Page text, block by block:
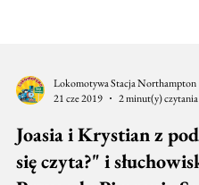
Lokomotywa Stacja Northampton
21 cze 2019
2 minut(y) czytania